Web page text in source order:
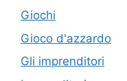
Giochi
Gioco d'azzardo
Gli imprenditori